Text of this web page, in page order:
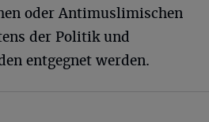
oder Antimuslimischen
der Politik und
entgegnet werden.